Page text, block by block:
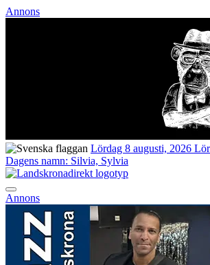
Annons
Lördag 8 augusti, 2026
Dagens namn: Silvia, Sylvia
Annons